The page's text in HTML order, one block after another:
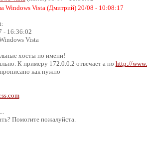
Windows Vista (Дмитрий) 20/08 - 10:08:17
- 16:36:02
Vista
хосты по имени!
К примеру 172.0.0.2 отвечает а по http://
как нужно
Помогите пожалуйста.